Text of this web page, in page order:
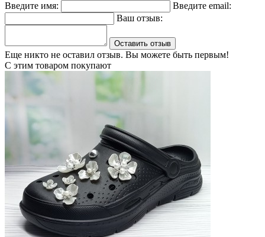
Введите имя:
Введите email:
Ваш отзыв:
Оставить отзыв
Еще никто не оставил отзыв. Вы можете быть первым!
С этим товаром покупают